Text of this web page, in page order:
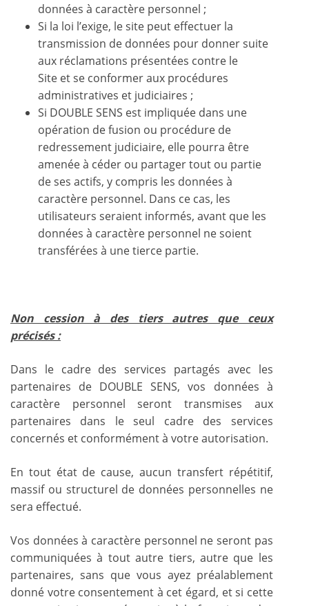
données à caractère personnel ;
Si la loi l’exige, le site peut effectuer la
transmission de données pour donner suite
aux réclamations présentées contre le
Site et se conformer aux procédures
administratives et judiciaires ;
Si DOUBLE SENS est impliquée dans une
opération de fusion ou procédure de
redressement judiciaire, elle pourra être
amenée à céder ou partager tout ou partie
de ses actifs, y compris les données à
caractère personnel. Dans ce cas, les
utilisateurs seraient informés, avant que les
données à caractère personnel ne soient
transférées à une tierce partie.
Non cession à des tiers autres que ceux
précisés :
Dans le cadre des services partagés avec les
partenaires de DOUBLE SENS, vos données à
caractère personnel seront transmises aux
partenaires dans le seul cadre des services
concernés et conformément à votre autorisation.
En tout état de cause, aucun transfert répétitif,
massif ou structurel de données personnelles ne
sera effectué.
Vos données à caractère personnel ne seront pas
communiquées à tout autre tiers, autre que les
partenaires, sans que vous ayez préalablement
donné votre consentement à cet égard, et si cette